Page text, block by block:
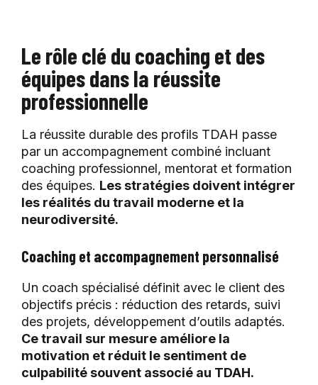
Le rôle clé du coaching et des
équipes dans la réussite
professionnelle
La réussite durable des profils TDAH passe
par un accompagnement combiné incluant
coaching professionnel, mentorat et formation
des équipes. Les stratégies doivent intégrer
les réalités du travail moderne et la
neurodiversité.
Coaching et accompagnement personnalisé
Un coach spécialisé définit avec le client des
objectifs précis : réduction des retards, suivi
des projets, développement d’outils adaptés.
Ce travail sur mesure améliore la
motivation et réduit le sentiment de
culpabilité souvent associé au TDAH.